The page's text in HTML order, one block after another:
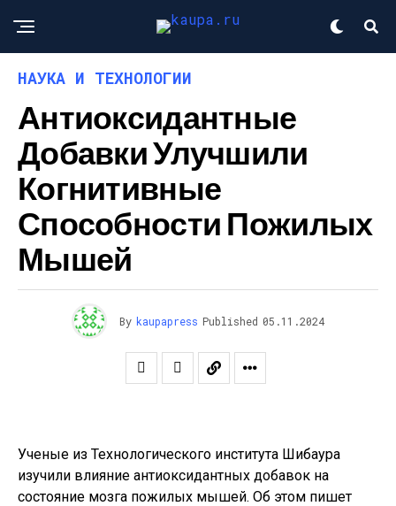
НАУКА И ТЕХНОЛОГИИ
Антиоксидантные
Добавки Улучшили
Когнитивные
Способности Пожилых
Мышей
By kaupapress Published 05.11.2024
Ученые из Технологического института Шибаура
изучили влияние антиоксидантных добавок на
состояние мозга пожилых мышей. Об этом пишет